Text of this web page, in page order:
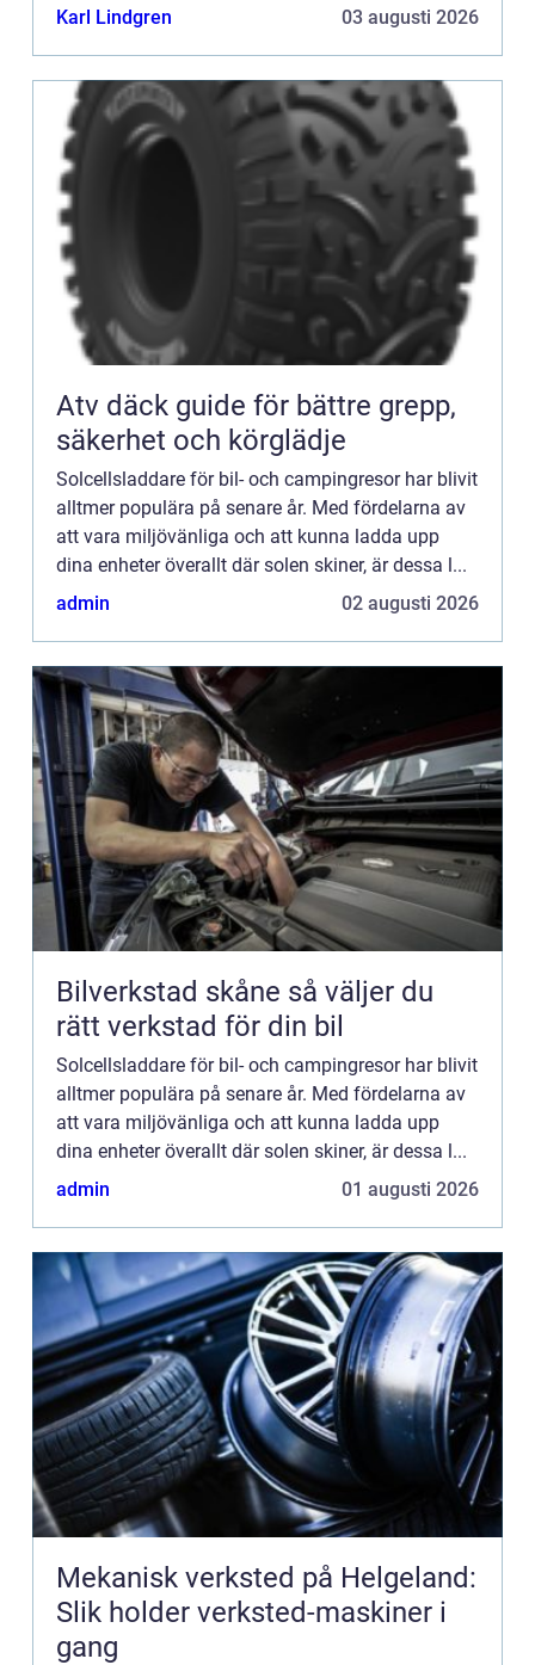
Karl Lindgren 03 augusti 2026
Atv däck guide för bättre grepp,
säkerhet och körglädje
Solcellsladdare för bil- och campingresor har blivit
alltmer populära på senare år. Med fördelarna av
att vara miljövänliga och att kunna ladda upp
dina enheter överallt där solen skiner, är dessa l...
admin
02 augusti 2026
Bilverkstad skåne så väljer du
rätt verkstad för din bil
Solcellsladdare för bil- och campingresor har blivit
alltmer populära på senare år. Med fördelarna av
att vara miljövänliga och att kunna ladda upp
dina enheter överallt där solen skiner, är dessa l...
admin
01 augusti 2026
Mekanisk verksted på Helgeland:
Slik holder verksted-maskiner i
gang